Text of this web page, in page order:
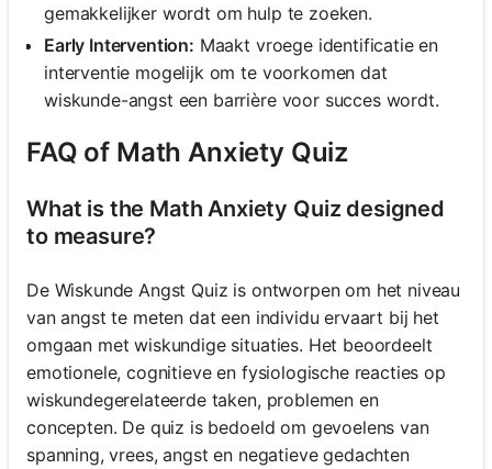
gemakkelijker wordt om hulp te zoeken.
Early Intervention: Maakt vroege identificatie en
interventie mogelijk om te voorkomen dat
wiskunde-angst een barrière voor succes wordt.
FAQ of Math Anxiety Quiz
What is the Math Anxiety Quiz designed
to measure?
De Wiskunde Angst Quiz is ontworpen om het niveau
van angst te meten dat een individu ervaart bij het
omgaan met wiskundige situaties. Het beoordeelt
emotionele, cognitieve en fysiologische reacties op
wiskundegerelateerde taken, problemen en
concepten. De quiz is bedoeld om gevoelens van
spanning, vrees, angst en negatieve gedachten